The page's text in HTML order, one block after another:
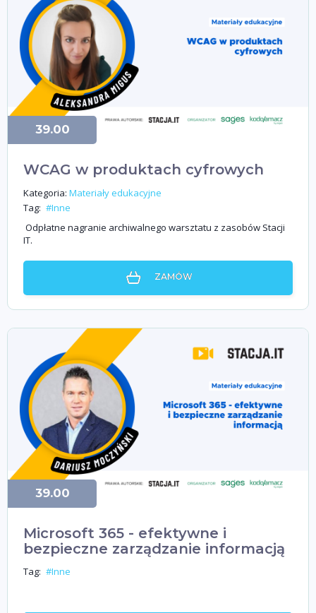
WCAG w produktach cyfrowych
Kategoria: Materiały edukacyjne
Tag: #Inne
Odpłatne nagranie archiwalnego warsztatu z zasobów Stacji
IT.
39.00
ZAMÓW
Microsoft 365 - efektywne i
bezpieczne zarządzanie informacją
Tag: #Inne
39.00